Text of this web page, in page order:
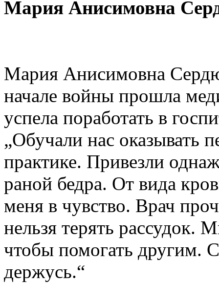
Мария Анисимовна
Мария Анисимовна
начале войны прошла
успела поработать в
„Обучали нас
практике. Привезли
раной бедра. От вида
меня в чувство. Врач
нельзя терять рассудок.
чтобы помогать другим.
держусь.“